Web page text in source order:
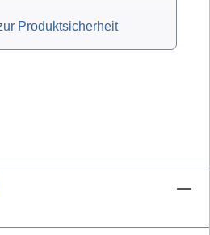
Produktsicherheit